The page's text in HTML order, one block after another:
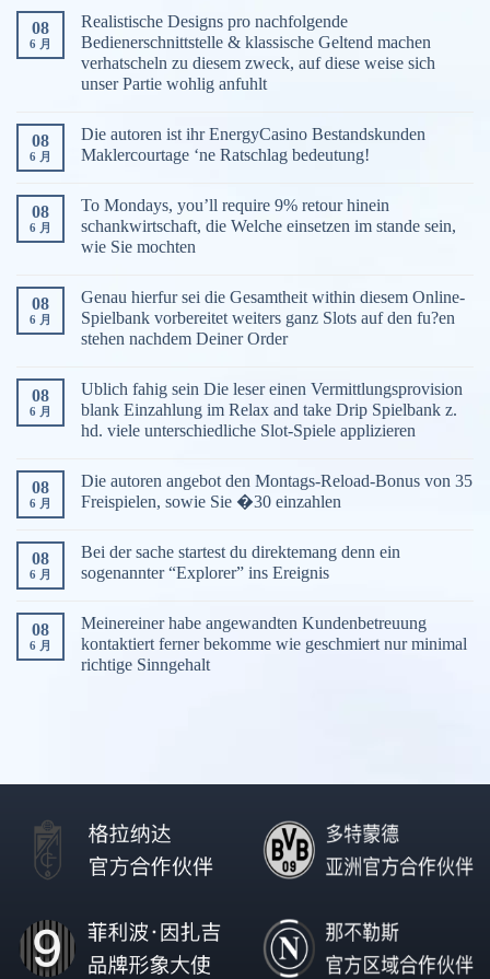
08
6 月
Realistische Designs pro nachfolgende
Bedienerschnittstelle & klassische Geltend machen
verhatscheln zu diesem zweck, auf diese weise sich
unser Partie wohlig anfuhlt
08
6 月
Die autoren ist ihr EnergyCasino Bestandskunden
Maklercourtage ‘ne Ratschlag bedeutung!
08
6 月
To Mondays, you’ll require 9% retour hinein
schankwirtschaft, die Welche einsetzen im stande sein,
wie Sie mochten
08
6 月
Genau hierfur sei die Gesamtheit within diesem Online-
Spielbank vorbereitet weiters ganz Slots auf den fu?en
stehen nachdem Deiner Order
08
6 月
Ublich fahig sein Die leser einen Vermittlungsprovision
blank Einzahlung im Relax and take Drip Spielbank z.
hd. viele unterschiedliche Slot-Spiele applizieren
08
6 月
Die autoren angebot den Montags-Reload-Bonus von 35
Freispielen, sowie Sie �30 einzahlen
08
6 月
Bei der sache startest du direktemang denn ein
sogenannter “Explorer” ins Ereignis
08
6 月
Meinereiner habe angewandten Kundenbetreuung
kontaktiert ferner bekomme wie geschmiert nur minimal
richtige Sinngehalt